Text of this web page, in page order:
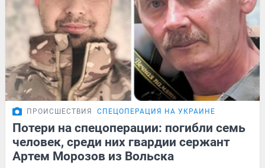
ПРОИСШЕСТВИЯ СПЕЦОПЕРАЦИЯ НА УКРАИНЕ
Потери на спецоперации: погибли семь
человек, среди них гвардии сержант
Артем Морозов из Вольска